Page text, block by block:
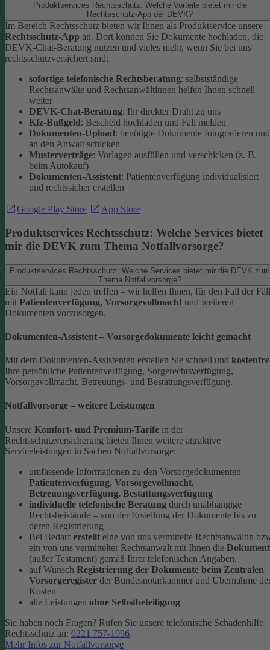
Produktservices Rechtsschutz: Welche Vorteile bietet mir die
Rechtsschutz-App der DEVK?
Im Bereich Rechtsschutz bieten wir Ihnen als Produktservice unsere
Rechtsschutz-App an. Dort können Sie Dokumente hochladen, die
DEVK-Chat-Beratung nutzen und vieles mehr, wenn Sie bei uns
rechtsschutzversichert sind:
sofortige telefonische Rechtsberatung: selbstständige
Rechtsanwälte und Rechtsanwältinnen helfen Ihnen schnell
weiter
DEVK-Chat-Beratung: Ihr direkter Draht zu uns
Kfz-Bußgeld: Bescheid hochladen und Fall melden
Dokumenten-Upload: benötigte Dokumente fotografieren und
an den Anwalt schicken
Musterverträge: Vorlagen ausfüllen und verschicken (z. B.
beim Autokauf)
Dokumenten-Assistent: Patientenverfügung individualisiert
und rechtssicher erstellen
Google Play Store App Store
Produktservices Rechtsschutz: Welche Services bietet
mir die DEVK zum Thema Notfallvorsorge?
Produktservices Rechtsschutz: Welche Services bietet mir die DEVK zum
Thema Notfallvorsorge?
Ein Notfall kann jeden treffen – wir helfen Ihnen, für den Fall der
mit Patientenverfügung, Vorsorgevollmacht und weiteren
Dokumenten vorzusorgen.
Dokumenten-Assistent – Vorsorgedokumente leicht gemacht
Mit dem Dokumenten-Assistenten erstellen Sie schnell und
Ihre persönliche Patientenverfügung, Sorgerechtsverfügung,
Vorsorgevollmacht, Betreuungs- und Bestattungsverfügung.
Notfallvorsorge – weitere Leistungen
Unsere Komfort- und Premium-Tarife in der
Rechtsschutzversicherung bieten Ihnen weitere attraktive
Serviceleistungen in Sachen Notfallvorsorge:
umfassende Informationen zu den Vorsorgedokumenten
Patientenverfügung, Vorsorgevollmacht,
Betreuungsverfügung, Bestattungsverfügung
individuelle telefonische Beratung durch unabhängige
Rechtsbeistände – von der Erstellung der Dokumente bis zu
deren Registrierung
Bei Bedarf erstellt eine von uns vermittelte Rechtsanwältin
ein von uns vermittelter Rechtsanwalt mit Ihnen die
(außer Testament) gemäß Ihrer telefonischen Angaben.
auf Wunsch Registrierung der Dokumente beim Zentralen
Vorsorgeregister der Bundesnotarkammer und Übernahme
Kosten
alle Leistungen ohne Selbstbeteiligung
Sie haben noch Fragen? Rufen Sie unsere telefonische Schadenhilfe
Rechtsschutz an: 0221 757-1996.
Mehr Infos zur Notfallvorsorge